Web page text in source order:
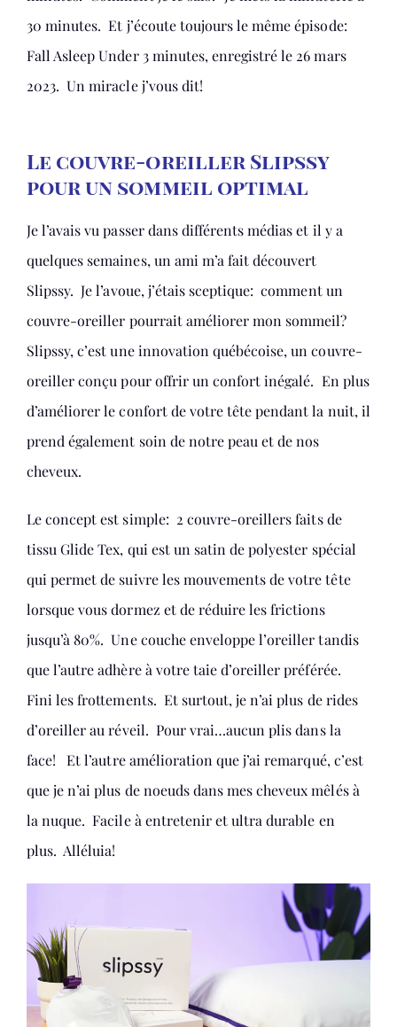
30 minutes. Et j’écoute toujours le même épisode:
Fall Asleep Under 3 minutes, enregistré le 26 mars
2023. Un miracle j’vous dit!
Le couvre-oreiller Slipssy
pour un sommeil optimal
Je l’avais vu passer dans différents médias et il y a
quelques semaines, un ami m’a fait découvert
Slipssy. Je l’avoue, j’étais sceptique: comment un
couvre-oreiller pourrait améliorer mon sommeil?
Slipssy, c’est une innovation québécoise, un couvre-
oreiller conçu pour offrir un confort inégalé. En plus
d’améliorer le confort de votre tête pendant la nuit, il
prend également soin de notre peau et de nos
cheveux.
Le concept est simple: 2 couvre-oreillers faits de
tissu Glide Tex, qui est un satin de polyester spécial
qui permet de suivre les mouvements de votre tête
lorsque vous dormez et de réduire les frictions
jusqu’à 80%. Une couche enveloppe l’oreiller tandis
que l’autre adhère à votre taie d’oreiller préférée.
Fini les frottements. Et surtout, je n’ai plus de rides
d’oreiller au réveil. Pour vrai…aucun plis dans la
face! Et l’autre amélioration que j’ai remarqué, c’est
que je n’ai plus de noeuds dans mes cheveux mêlés à
la nuque. Facile à entretenir et ultra durable en
plus. Alléluia!